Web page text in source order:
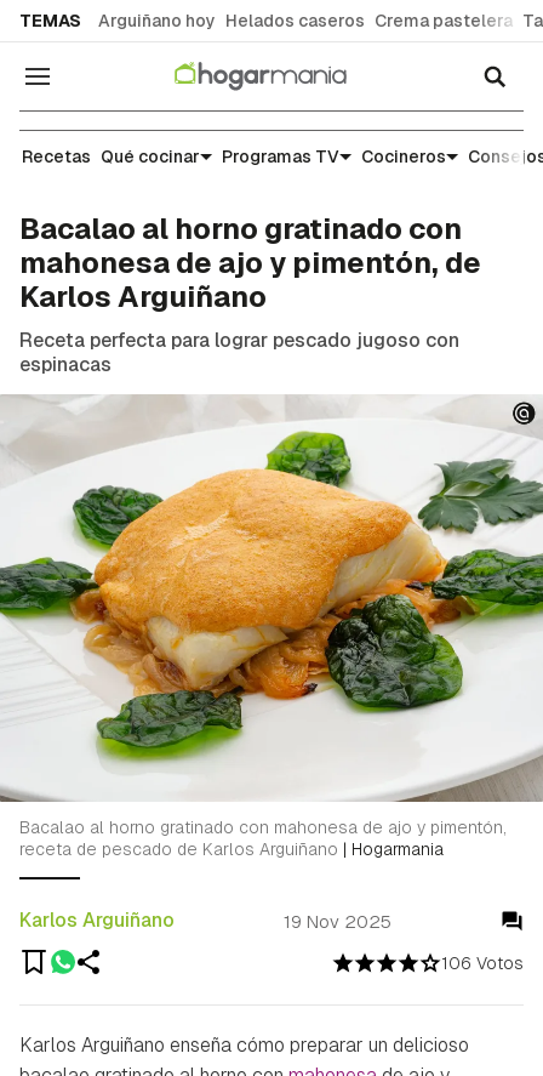
TEMAS Arguiñano hoy Helados caseros Crema pastelera
Navegación
Recetas
Recetas Qué cocinar Programas TV Cocineros
Bacalao al horno gratinado con
mahonesa de ajo y pimentón, de
Karlos Arguiñano
Receta perfecta para lograr pescado jugoso con
espinacas
106 Votos
Karlos Arguiñano 19 Nov 2025
Bacalao al horno gratinado con mahonesa de ajo y pimentón,
receta de pescado de Karlos Arguiñano | Hogarmania
Karlos Arguiñano enseña cómo preparar un delicioso